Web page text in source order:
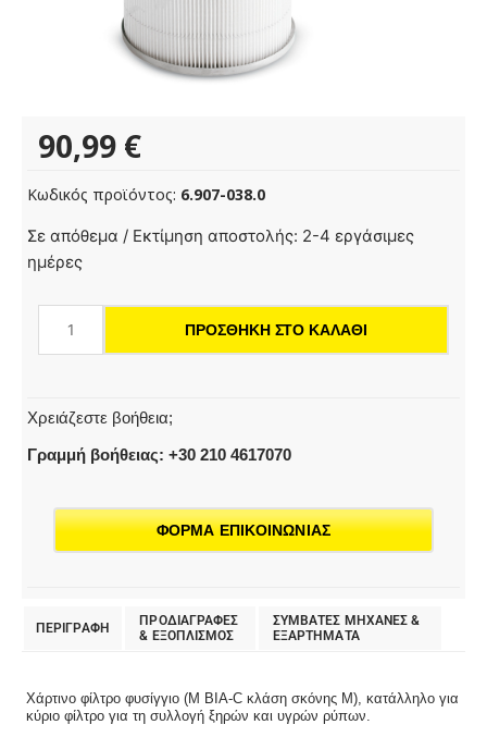
90,99 €
Κωδικός προϊόντος: 6.907-038.0
Σε απόθεμα / Εκτίμηση αποστολής: 2-4 εργάσιμες
ημέρες
Φίλτρο
φυσίγγιο,
ποσότητα
ΠΡΟΣΘΉΚΗ ΣΤΟ ΚΑΛΆΘΙ
Χρειάζεστε βοήθεια;
Γραμμή βοήθειας: +30 210 4617070
ΦΟΡΜΑ ΕΠΙΚΟΙΝΩΝΙΑΣ
ΠΕΡΙΓΡΑΦΗ
ΠΡΟΔΙΑΓΡΑΦΕΣ
& EΞΟΠΛΙΣΜΟΣ
ΣΥΜΒΑΤΕΣ ΜΗΧΑΝΕΣ &
ΕΞΑΡΤΗΜΑΤΑ
Χάρτινο φίλτρο φυσίγγιο (M BIA-C κλάση σκόνης M), κατάλληλο για
κύριο φίλτρο για τη συλλογή ξηρών και υγρών ρύπων.